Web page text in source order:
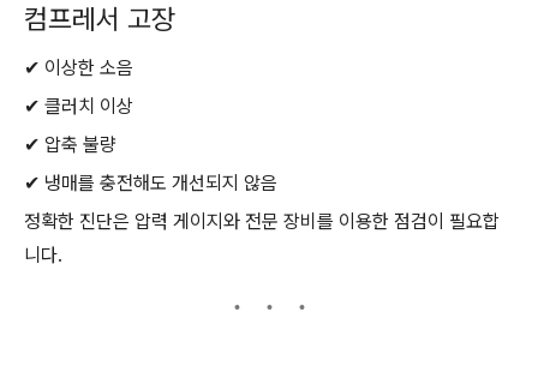
컴프레서 고장
✔ 이상한 소음
✔ 클러치 이상
✔ 압축 불량
✔ 냉매를 충전해도 개선되지 않음
정확한 진단은 압력 게이지와 전문 장비를 이용한 점검이 필요합
니다.